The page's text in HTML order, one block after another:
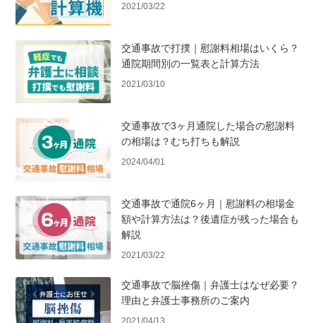
2021/03/22
交通事故で打撲｜慰謝料相場はいくら？
通院期間別の一覧表と計算方法
2021/03/10
交通事故で3ヶ月通院した場合の慰謝料
の相場は？むち打ちも解説
2024/04/01
交通事故で通院6ヶ月｜慰謝料の相場金
額や計算方法は？後遺症が残った場合も
解説
2021/03/22
交通事故で脳挫傷｜弁護士はなぜ必要？
理由と弁護士事務所のご案内
2021/04/13